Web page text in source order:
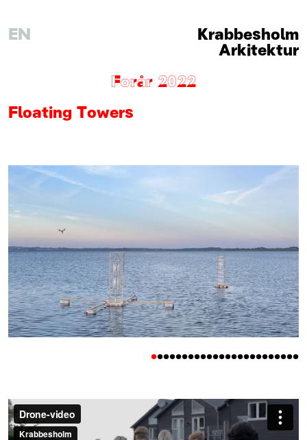
Krabbesholm
EN
Arkitektur
Forår 2022
Floating Towers
••••••••••••••••••••••••